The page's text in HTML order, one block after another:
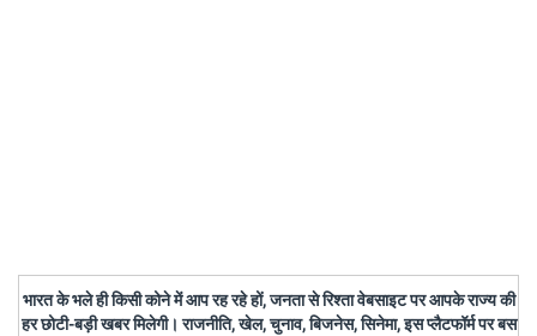
भारत के भले ही किसी कोने में आप रह रहे हों, जनता से रिश्ता वेबसाइट पर आपके राज्य की
हर छोटी-बड़ी खबर मिलेगी। राजनीति, खेल, चुनाव, बिजनेस, सिनेमा, इस प्लैटफॉर्म पर बस